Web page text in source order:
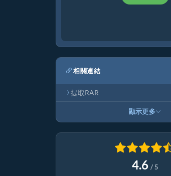
相關連結
提取RAR
顯示更多
4.6 / 5